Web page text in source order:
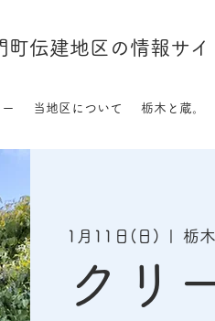
町伝建地区の情報サイ
当地区について 栃木と蔵。
1月11日(日) 栃
クリ